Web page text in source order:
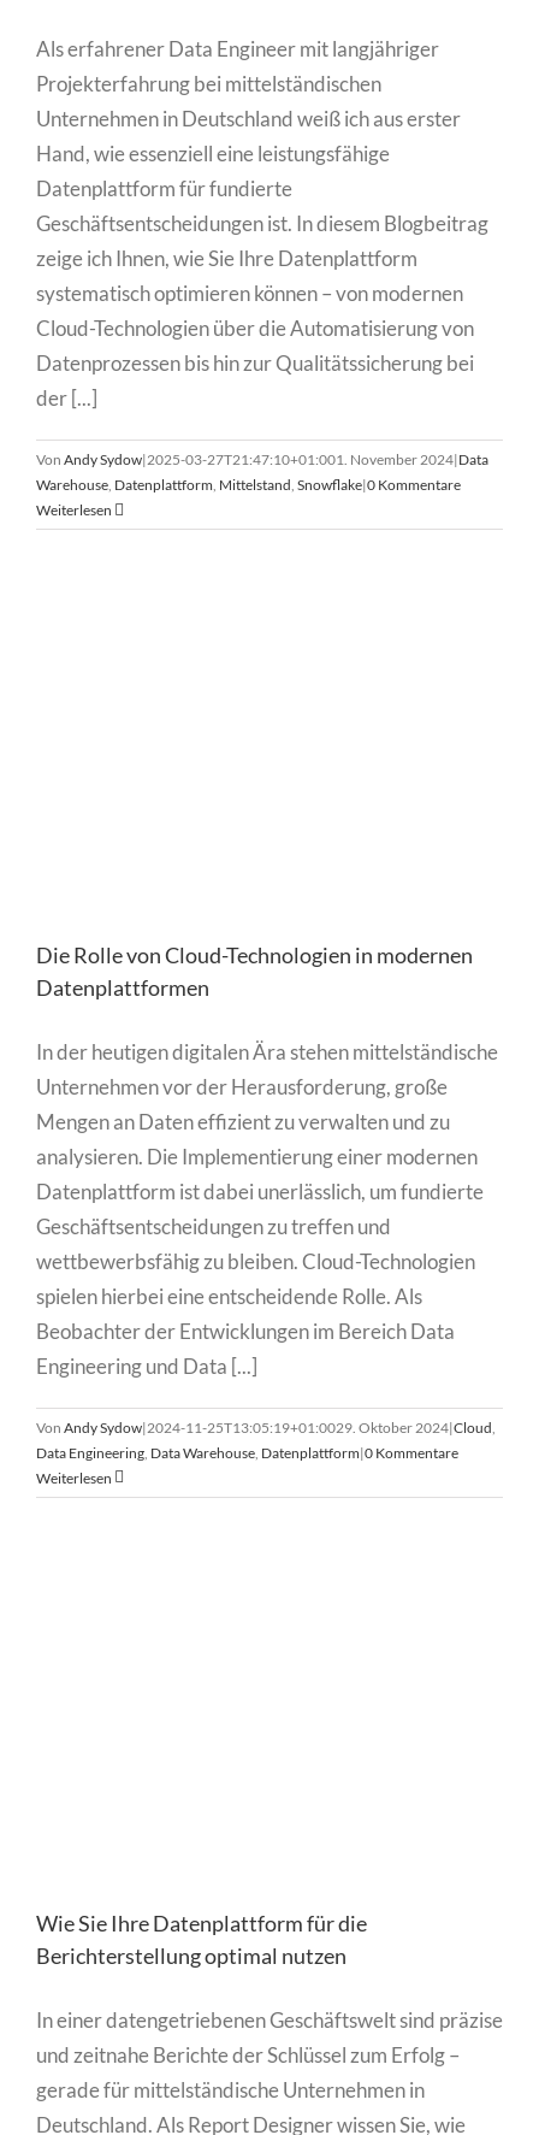
Als erfahrener Data Engineer mit langjähriger
Projekterfahrung bei mittelständischen
Unternehmen in Deutschland weiß ich aus erster
Hand, wie essenziell eine leistungsfähige
Datenplattform für fundierte
Geschäftsentscheidungen ist. In diesem Blogbeitrag
zeige ich Ihnen, wie Sie Ihre Datenplattform
systematisch optimieren können – von modernen
Cloud-Technologien über die Automatisierung von
Datenprozessen bis hin zur Qualitätssicherung bei
der [...]
Von Andy Sydow|2025-03-27T21:47:10+01:001. November 2024|Data
Warehouse, Datenplattform, Mittelstand, Snowflake|0 Kommentare
Weiterlesen
Die Rolle von Cloud-Technologien in modernen
Datenplattformen
In der heutigen digitalen Ära stehen mittelständische
Unternehmen vor der Herausforderung, große
Mengen an Daten effizient zu verwalten und zu
analysieren. Die Implementierung einer modernen
Datenplattform ist dabei unerlässlich, um fundierte
Geschäftsentscheidungen zu treffen und
wettbewerbsfähig zu bleiben. Cloud-Technologien
spielen hierbei eine entscheidende Rolle. Als
Beobachter der Entwicklungen im Bereich Data
Engineering und Data [...]
Von Andy Sydow|2024-11-25T13:05:19+01:0029. Oktober 2024|Cloud
Data Engineering Data Warehouse Datenplattform|0 Kommentare
Weiterlesen
Wie Sie Ihre Datenplattform für die
Berichterstellung optimal nutzen
In einer datengetriebenen Geschäftswelt sind präzise
und zeitnahe Berichte der Schlüssel zum Erfolg –
gerade für mittelständische Unternehmen in
Deutschland. Als Report Designer wissen Sie, wie